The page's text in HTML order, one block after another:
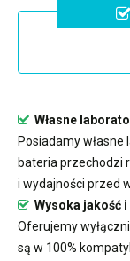
Własne
Posiadamy
bateria przechodzi
i wydajności przed
Wysoka jakość
Oferujemy
są w 100%